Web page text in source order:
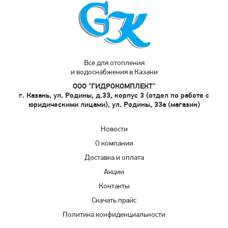
Все для отопления
и водоснабжения в Казани
ООО "ГИДРОКОМПЛЕКТ"
г. Казань, ул. Родины, д.33, корпус 3 (отдел по работе с
юридическими лицами), ул. Родины, 33а (магазин)
Новости
О компании
Доставка и оплата
Акции
Контакты
Скачать прайс
Политика конфиденциальности